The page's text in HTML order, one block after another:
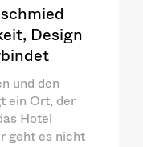
Design
und den
ein Ort, der
Hotel
geht es nicht